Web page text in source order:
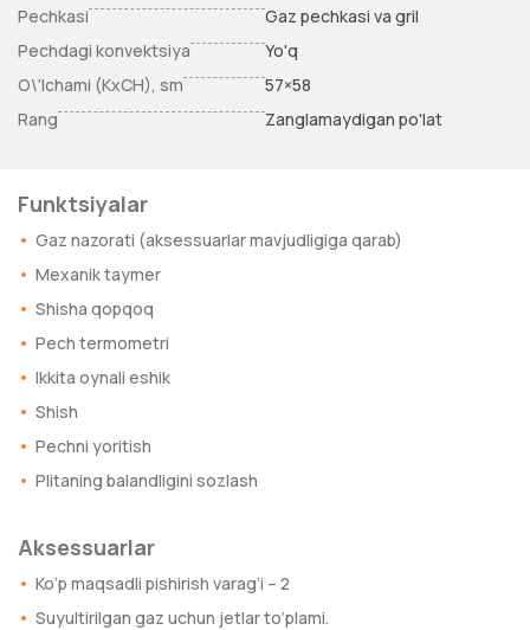
Pechkasi
Gaz pechkasi va gril
Pechdagi konvektsiya
Yo'q
O\'lchami (KxCH), sm
57×58
Rang
Zanglamaydigan po'lat
Funktsiyalar
Gaz nazorati (aksessuarlar mavjudligiga qarab)
Mexanik taymer
Shisha qopqoq
Pech termometri
Ikkita oynali eshik
Shish
Pechni yoritish
Plitaning balandligini sozlash
Aksessuarlar
Ko’p maqsadli pishirish varag’i – 2
Suyultirilgan gaz uchun jetlar to’plami.